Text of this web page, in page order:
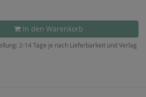
In den Warenkorb
2-14 Tage je nach Lieferbarkeit und Verlag